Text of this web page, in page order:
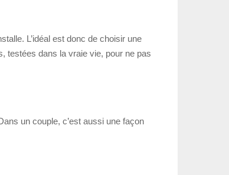
L’idéal est donc de choisir une
testées dans la vraie vie, pour ne pas
un couple, c’est aussi une façon